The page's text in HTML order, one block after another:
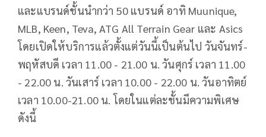
และแบรนด์ชั้นนำกว่า 50 แบรนด์ อาทิ Muunique,
MLB, Keen, Teva, ATG All Terrain Gear และ Asics
โดยเปิดให้บริการแล้วตั้งแต่วันนี้เป็นต้นไป วันจันทร์-
พฤหัสบดี เวลา 11.00 - 21.00 น. วันศุกร์ เวลา 11.00
- 22.00 น. วันเสาร์ เวลา 10.00 - 22.00 น. วันอาทิตย์
เวลา 10.00-21.00 น. โดยในแต่ละชั้นมีความพิเศษ
ดังนี้